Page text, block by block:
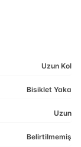
Uzun Kol
Bisiklet Yaka
Uzun
Belirtilmemiş